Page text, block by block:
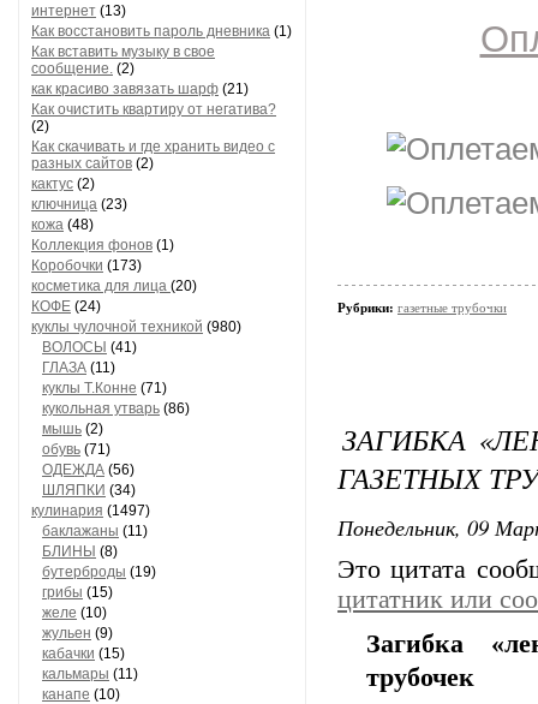
интернет (13)
Как восстановить пароль дневника (1)
Как вставить музыку в свое
сообщение. (2)
как красиво завязать шарф (21)
Как очистить квартиру от негатива?
(2)
Как скачивать и где хранить видео с
разных сайтов (2)
кактус (2)
ключница (23)
кожа (48)
Коллекция фонов (1)
Коробочки (173)
косметика для лица (20)
КОФЕ (24)
куклы чулочной техникой (980)
ВОЛОСЫ (41)
ГЛАЗА (11)
куклы Т.Конне (71)
кукольная утварь (86)
мышь (2)
обувь (71)
ОДЕЖДА (56)
ШЛЯПКИ (34)
кулинария (1497)
баклажаны (11)
БЛИНЫ (8)
бутерброды (19)
грибы (15)
желе (10)
жульен (9)
кабачки (15)
кальмары (11)
канапе (10)
Рубрики: газетные трубочки
ЗАГИБКА
ГАЗЕТНЫХ
Понедельник, 09
Это цитата
цитатник или
Загибка
трубочек